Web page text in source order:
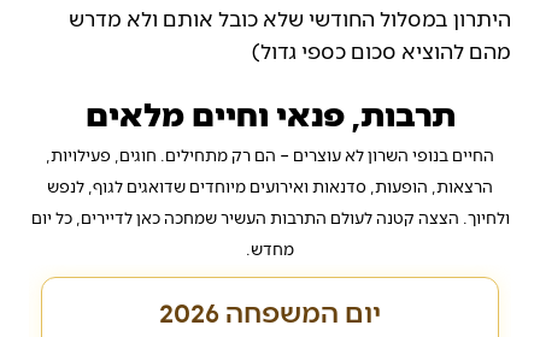
היתרון במסלול החודשי שלא כובל אותם ולא מדרש
מהם להוציא סכום כספי גדול)
תרבות, פנאי וחיים מלאים
החיים בנופי השרון לא עוצרים – הם רק מתחילים. חוגים, פעילויות,
הרצאות, הופעות, סדנאות ואירועים מיוחדים שדואגים לגוף, לנפש
ולחיוך. הצצה קטנה לעולם התרבות העשיר שמחכה כאן לדיירים, כל יום
מחדש.
יום המשפחה 2026